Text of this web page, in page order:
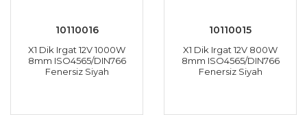
10110016
X1 Dik Irgat 12V 1000W
8mm ISO4565/DIN766
Fenersiz Siyah
10110015
X1 Dik Irgat 12V 800W
8mm ISO4565/DIN766
Fenersiz Siyah